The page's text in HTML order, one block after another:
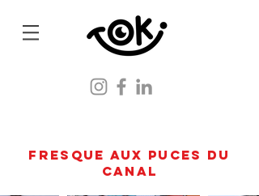
Fresque aux puces du
canal